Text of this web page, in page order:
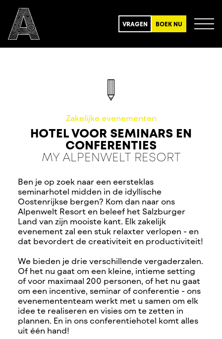
VRAGEN BOEK NU
Zakelijke evenementen
HOTEL VOOR SEMINARS EN
CONFERENTIES
MY ALPENWELT RESORT
Ben je op zoek naar een eersteklas
seminarhotel midden in de idyllische
Oostenrijkse bergen? Kom dan naar ons
Alpenwelt Resort en beleef het Salzburger
Land van zijn mooiste kant. Elk zakelijk
evenement zal een stuk relaxter verlopen - en
dat bevordert de creativiteit en productiviteit!
We bieden je drie verschillende vergaderzalen.
Of het nu gaat om een kleine, intieme setting
of voor maximaal 200 personen, of het nu gaat
om een incentive, seminar of conferentie - ons
evenemententeam werkt met u samen om elk
idee te realiseren en visies om te zetten in
plannen. En in ons conferentiehotel komt alles
uit één hand!